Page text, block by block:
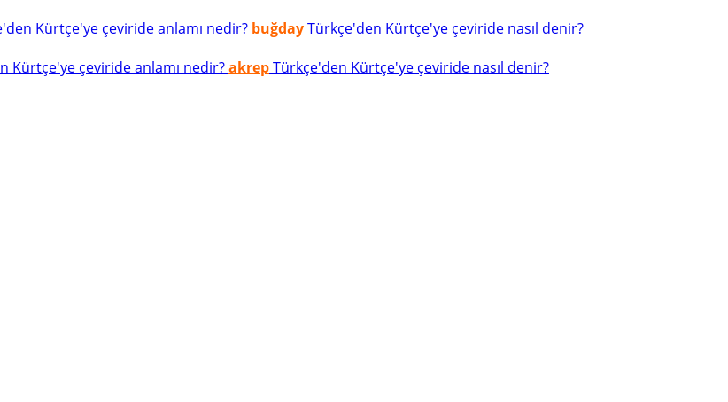
Kürtçe'ye çeviride anlamı nedir? buğdayTürkçe'den Kürtçe'ye çeviride nasıl denir?
Kürtçe'ye çeviride anlamı nedir?akrepTürkçe'den Kürtçe'ye çeviride nasıl denir?